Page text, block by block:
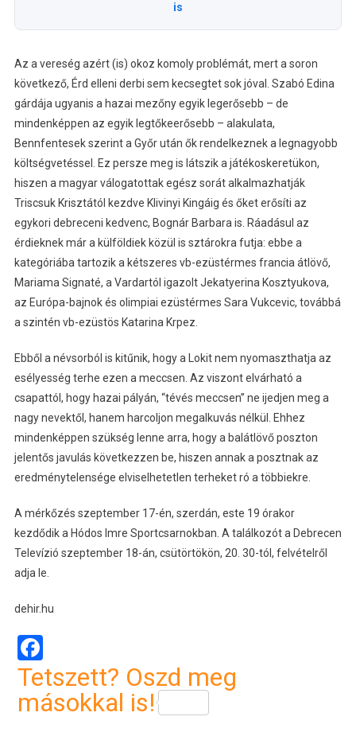
is
Az a vereség azért (is) okoz komoly problémát, mert a soron
következő, Érd elleni derbi sem kecsegtet sok jóval. Szabó Edina
gárdája ugyanis a hazai mezőny egyik legerősebb – de
mindenképpen az egyik legtőkeerősebb – alakulata,
Bennfentesek szerint a Győr után ők rendelkeznek a legnagyobb
költségvetéssel. Ez persze meg is látszik a játékoskeretükon,
hiszen a magyar válogatottak egész sorát alkalmazhatják
Triscsuk Krisztától kezdve Klivinyi Kingáig és őket erősíti az
egykori debreceni kedvenc, Bognár Barbara is. Ráadásul az
érdieknek már a külföldiek közül is sztárokra futja: ebbe a
kategóriába tartozik a kétszeres vb-ezüstérmes francia átlövő,
Mariama Signaté, a Vardartól igazolt Jekatyerina Kosztyukova,
az Európa-bajnok és olimpiai ezüstérmes Sara Vukcevic, továbbá
a szintén vb-ezüstös Katarina Krpez.
Ebből a névsorból is kitűnik, hogy a Lokit nem nyomaszthatja az
esélyesség terhe ezen a meccsen. Az viszont elvárható a
csapattól, hogy hazai pályán, “tévés meccsen” ne ijedjen meg a
nagy nevektől, hanem harcoljon megalkuvás nélkül. Ehhez
mindenképpen szükség lenne arra, hogy a balátlövő poszton
jelentős javulás következzen be, hiszen annak a posztnak az
eredménytelensége elviselhetetlen terheket ró a többiekre.
A mérkőzés szeptember 17-én, szerdán, este 19 órakor
kezdődik a Hódos Imre Sportcsarnokban. A találkozót a Debrecen
Televízió szeptember 18-án, csütörtökön, 20. 30-tól, felvételről
adja le.
dehir.hu
Facebook
Tetszett? Oszd meg
másokkal is!